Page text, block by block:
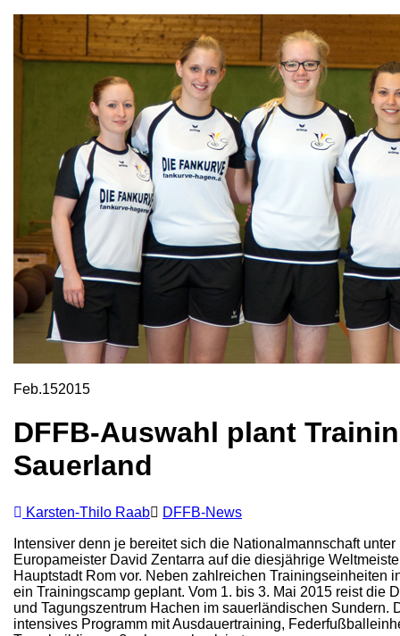
Feb.152015
DFFB-Auswahl plant
Sauerland
Karsten-Thilo Raab DFFB-News
Intensiver denn je bereitet sich die Nationalmannschaft
Europameister David Zentarra auf die diesjährige
Hauptstadt Rom vor. Neben zahlreichen Trainingseinheiten
ein Trainingscamp geplant. Vom 1. bis 3. Mai 2015 reist die
und Tagungszentrum Hachen im sauerländischen Sundern.
intensives Programm mit Ausdauertraining,